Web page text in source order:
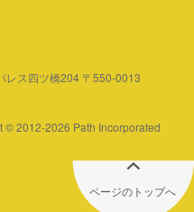
レス四ツ橋204 〒550-0013
© 2012-2026 Path Incorporated
ページのトップへ